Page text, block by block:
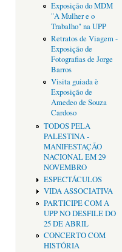
Exposição do MDM
"A Mulher e o
Trabalho" na UPP
Retratos de Viagem -
Exposição de
Fotografias de Jorge
Barros
Visita guiada è
Exposição de
Amedeo de Souza
Cardoso
TODOS PELA
PALESTINA -
MANIFESTAÇÃO
NACIONAL EM 29
NOVEMBRO
ESPECTÁCULOS
VIDA ASSOCIATIVA
PARTICIPE COM A
UPP NO DESFILE DO
25 DE ABRIL
CONCERTO COM
HISTÓRIA